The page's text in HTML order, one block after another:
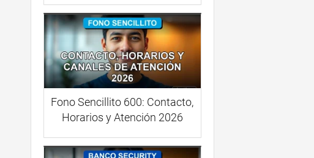
Fono Sencillito 600: Contacto,
Horarios y Atención 2026